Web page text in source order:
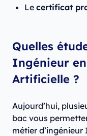
Le certificat
Quelles
Ingénieur
Artificielle ?
Aujourd’hui,
bac vous
métier